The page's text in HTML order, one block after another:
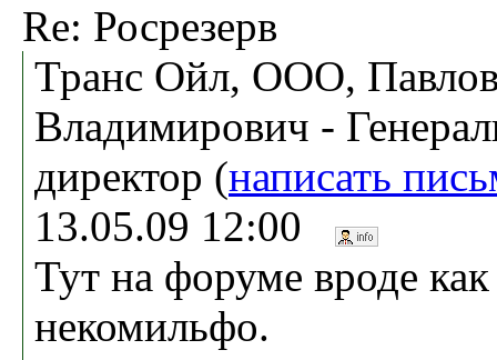
Re: Росрезерв
Транс Ойл, ООО,
Владимирович -
директор (написать
13.05.09 12:00
Тут на форуме вроде как
некомильфо.